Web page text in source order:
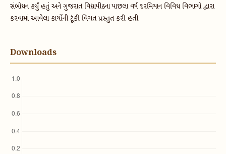
સંબોધન કર્યું હતું અને ગુજરાત વિદ્યાપીઠના પાછલા વર્ષ દરમિયાન વિવિધ વિભાગો દ્વારા
કરવામાં આવેલા કાર્યોની ટૂંકી વિગત પ્રસ્તુત કરી હતી.
Downloads